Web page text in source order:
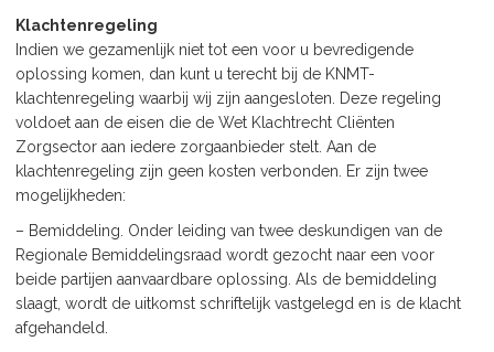
Klachtenregeling
Indien we gezamenlijk niet tot een voor u bevredigende
oplossing komen, dan kunt u terecht bij de KNMT-
klachtenregeling waarbij wij zijn aangesloten. Deze regeling
voldoet aan de eisen die de Wet Klachtrecht Cliënten
Zorgsector aan iedere zorgaanbieder stelt. Aan de
klachtenregeling zijn geen kosten verbonden. Er zijn twee
mogelijkheden:
– Bemiddeling. Onder leiding van twee deskundigen van de
Regionale Bemiddelingsraad wordt gezocht naar een voor
beide partijen aanvaardbare oplossing. Als de bemiddeling
slaagt, wordt de uitkomst schriftelijk vastgelegd en is de klacht
afgehandeld.